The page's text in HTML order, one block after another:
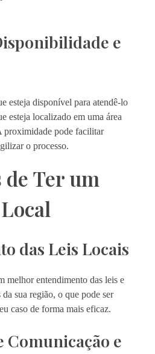
e
esteja disponível para atendê-lo
esteja localizado em uma área
proximidade pode facilitar
o processo.
Ter um
das Leis Locais
melhor entendimento das leis e
sua região, o que pode ser
caso de forma mais eficaz.
Comunicação e